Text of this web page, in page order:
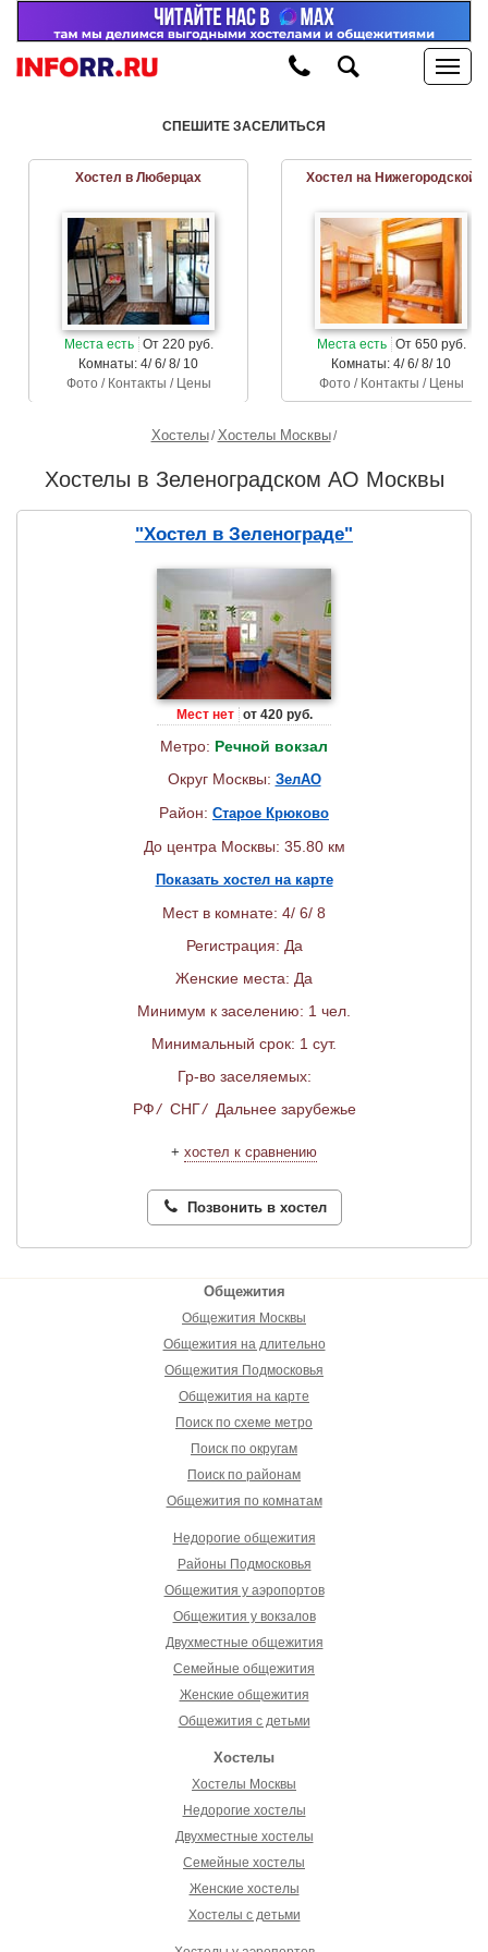
СПЕШИТЕ ЗАСЕЛИТЬСЯ
Хостел в Люберцах
Места есть От 220 руб.
Комнаты: 4/ 6/ 8/ 10
Фото / Контакты / Цены
Хостел на Нижегородской
Места есть От 650 руб.
Комнаты: 4/ 6/ 8/ 10
Фото / Контакты / Цены
Хостелы Хостелы Москвы
Хостелы в Зеленоградском АО Москвы
"Хостел в Зеленограде"
Мест нет от 420 руб.
Метро: Речной вокзал
Округ Москвы: ЗелАО
Район: Старое Крюково
До центра Москвы: 35.80 км
Показать хостел на карте
Мест в комнате: 4/ 6/ 8
Регистрация: Да
Женские места: Да
Минимум к заселению: 1 чел.
Минимальный срок: 1 сут.
Гр-во заселяемых:
РФ/ СНГ/ Дальнее зарубежье
+ хостел к сравнению
Позвонить в хостел
Общежития
Общежития Москвы
Общежития на длительно
Общежития Подмосковья
Общежития на карте
Поиск по схеме метро
Поиск по округам
Поиск по районам
Общежития по комнатам
Недорогие общежития
Районы Подмосковья
Общежития у аэропортов
Общежития у вокзалов
Двухместные общежития
Семейные общежития
Женские общежития
Общежития с детьми
Хостелы
Хостелы Москвы
Недорогие хостелы
Двухместные хостелы
Семейные хостелы
Женские хостелы
Хостелы с детьми